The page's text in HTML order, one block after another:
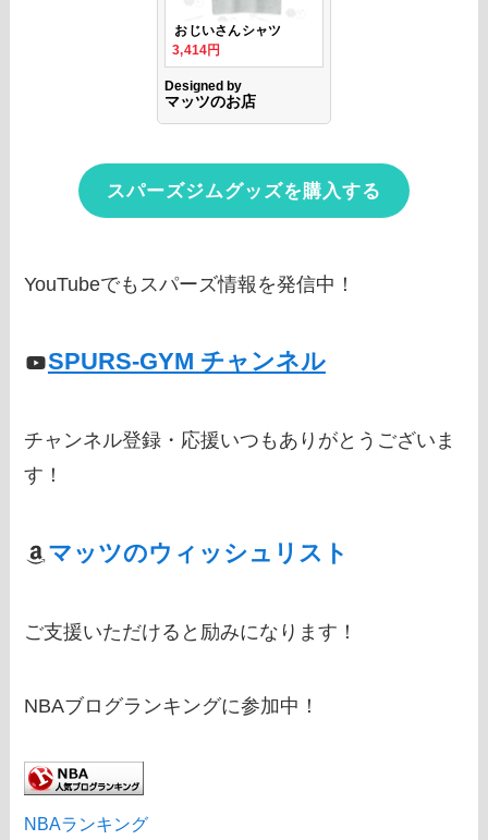
スパーズジムグッズを購入する
YouTubeでもスパーズ情報を発信中！
SPURS-GYM チャンネル
チャンネル登録・応援いつもありがとうございま
す！
マッツのウィッシュリスト
ご支援いただけると励みになります！
NBAブログランキングに参加中！
NBAランキング